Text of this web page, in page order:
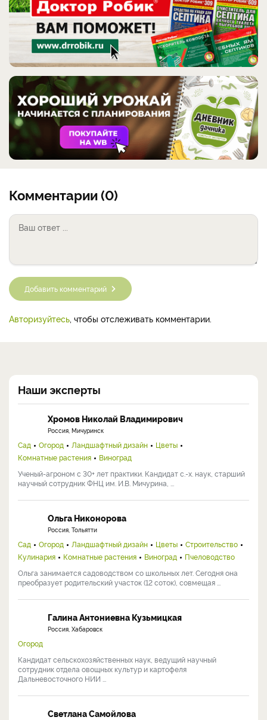
Комментарии (0)
Добавить комментарий
Авторизуйтесь , чтобы отслеживать комментарии.
Наши эксперты
Хромов Николай Владимирович
Россия, Мичуринск
Сад Огород Ландшафтный дизайн
Цветы
Комнатные растения
Виноград
Ученый-агроном с 30+ лет практики. Кандидат с.-х. наук, старший
научный сотрудник ФНЦ им. И.В. Мичурина, ...
Ольга Никонорова
Россия, Тольятти
Сад Огород Ландшафтный дизайн Цветы
Строительство
Кулинария
Комнатные растения Виноград
Пчеловодство
Ольга занимается садоводством со школьных лет. Сегодня она
преобразует родительский участок (12 соток), совмещая ...
Галина Антониевна Кузьмицкая
Россия, Хабаровск
Огород
Кандидат сельскохозяйственных наук, ведущий научный
сотрудник отдела овощных культур и картофеля
Дальневосточного НИИ ...
Светлана Самойлова